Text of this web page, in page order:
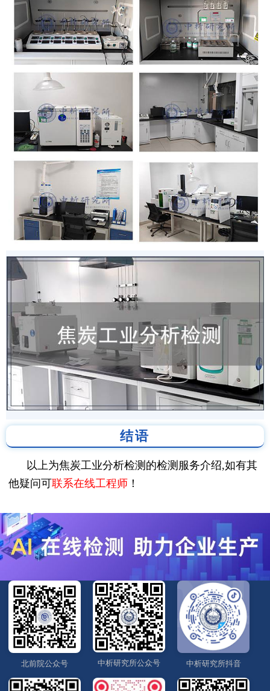
结语
以上为焦炭工业分析检测的检测服务介绍,如有其
他疑问可联系在线工程师 ！
北前院公众号 中析研究所公众号 中析研究所抖音